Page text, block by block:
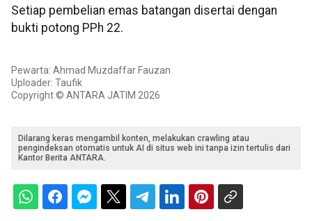
Setiap pembelian emas batangan disertai dengan
bukti potong PPh 22.
Pewarta: Ahmad Muzdaffar Fauzan
Uploader: Taufik
Copyright © ANTARA JATIM 2026
Dilarang keras mengambil konten, melakukan crawling atau
pengindeksan otomatis untuk AI di situs web ini tanpa izin tertulis dari
Kantor Berita ANTARA.